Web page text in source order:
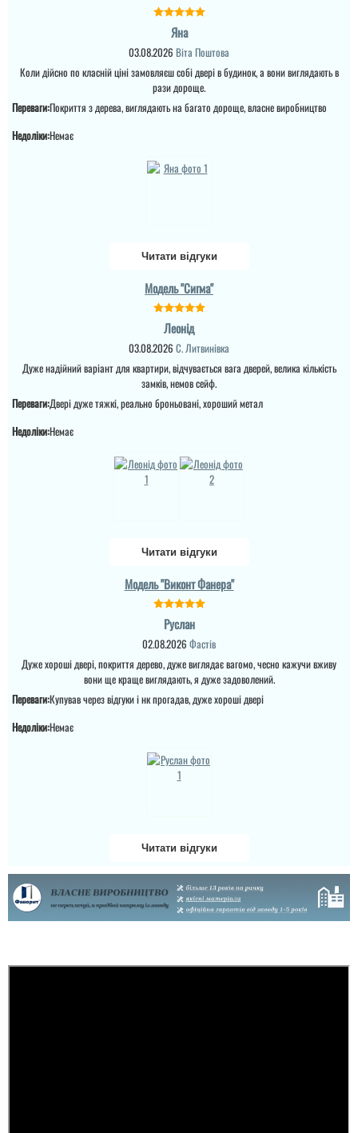
Яна
03.08.2026 Віта Поштова
Коли дійсно по класній ціні замовляєш собі двері в будинок, а вони виглядають в
рази дороще.
Переваги:Покриття з дерева, виглядають на багато дороще, власне виробництво
Недоліки:Немає
Читати відгуки
Модель "Сигма"
Леонід
03.08.2026 С. Литвинівка
Дуже надійний варіант для квартири, відчувається вага дверей, велика кількість
замків, немов сейф.
Переваги:Двері дуже тяжкі, реально броньовані, хороший метал
Недоліки:Немає
Читати відгуки
Модель "Виконт Фанера"
Руслан
02.08.2026 Фастів
Дуже хороші двері, покриття дерево, дуже виглядає вагомо, чесно кажучи вживу
вони ще краще виглядають, я дуже задоволений.
Переваги:Купував через відгуки і нк прогадав, дуже хороші двері
Недоліки:Немає
Читати відгуки